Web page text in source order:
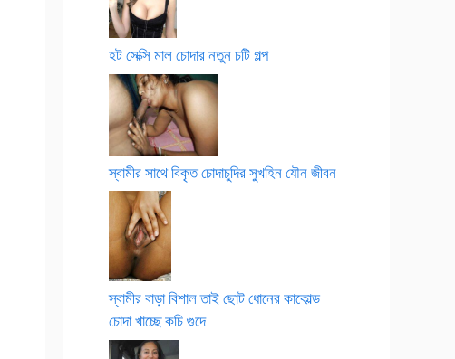
হট সেক্সি মাল চোদার নতুন চটি গল্প
স্বামীর সাথে বিকৃত চোদাচুদির সুখহিন যৌন জীবন
স্বামীর বাড়া বিশাল তাই ছোট ধোনের কাকোল্ড
চোদা খাচ্ছে কচি গুদে